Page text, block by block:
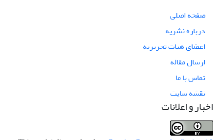
صفحه اصلی
درباره نشریه
اعضای هیات تحریریه
ارسال مقاله
تماس با ما
نقشه سایت
اخبار و اعلانات